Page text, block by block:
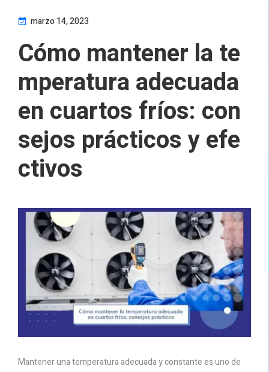
marzo 14, 2023
Cómo mantener la te
mperatura adecuada
en cuartos fríos: con
sejos prácticos y efe
ctivos
Mantener una temperatura adecuada y constante es uno de